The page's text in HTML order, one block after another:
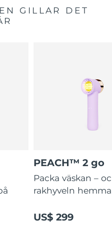
GILLAR DET
PEACH™ 2 go
Packa väskan –
rakhyveln
US$ 299